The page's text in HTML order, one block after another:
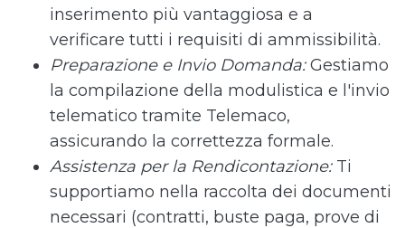
inserimento più vantaggiosa e a
verificare tutti i requisiti di ammissibilità.
Preparazione e Invio Domanda:Gestiamo
la compilazione della modulistica e l'invio
telematico tramite Telemaco,
assicurando la correttezza formale.
Assistenza per la Rendicontazione:Ti
supportiamo nella raccolta dei documenti
necessari (contratti, buste paga, prove di